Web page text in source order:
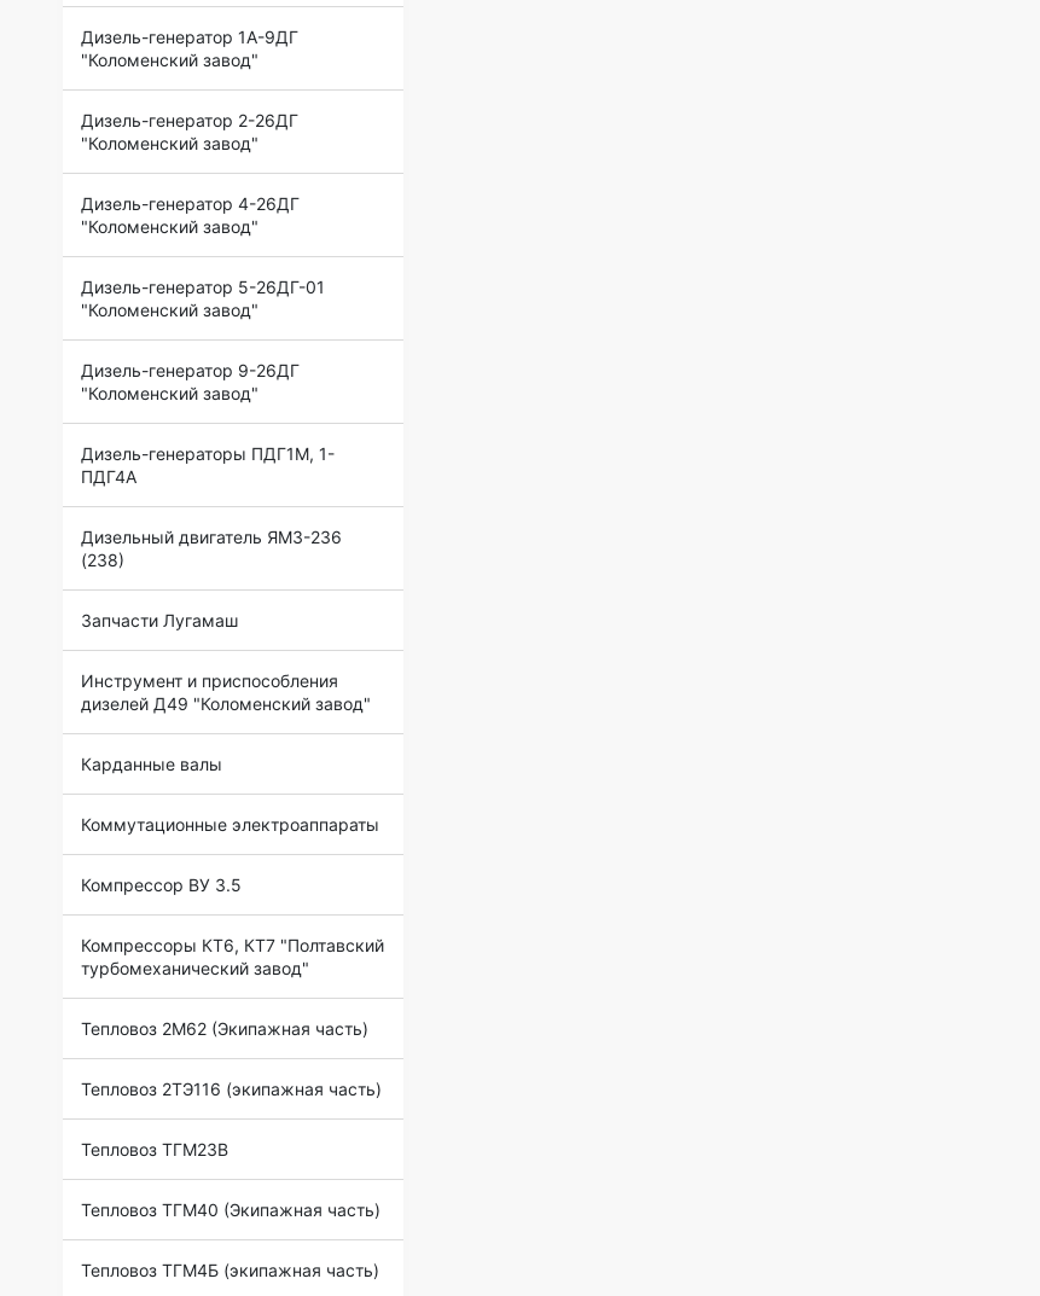
Дизель-генератор 1А-9ДГ
"Коломенский завод"
Дизель-генератор 2-26ДГ
"Коломенский завод"
Дизель-генератор 4-26ДГ
"Коломенский завод"
Дизель-генератор 5-26ДГ-01
"Коломенский завод"
Дизель-генератор 9-26ДГ
"Коломенский завод"
Дизель-генераторы ПДГ1М, 1-
ПДГ4А
Дизельный двигатель ЯМЗ-236
(238)
Запчасти Лугамаш
Инструмент и приспособления
дизелей Д49 "Коломенский завод"
Карданные валы
Коммутационные электроаппараты
Компрессор ВУ 3.5
Компрессоры КТ6, КТ7 "Полтавский
турбомеханический завод"
Тепловоз 2М62 (Экипажная часть)
Тепловоз 2ТЭ116 (экипажная часть)
Тепловоз ТГМ23В
Тепловоз ТГМ40 (Экипажная часть)
Тепловоз ТГМ4Б (экипажная часть)